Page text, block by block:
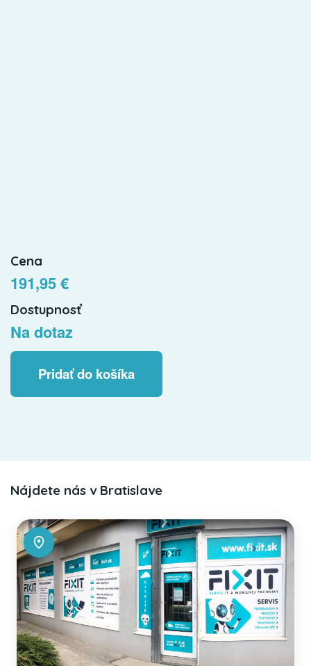
Cena
191,95 €
Dostupnosť
Na dotaz
Pridať do košíka
Nájdete nás v Bratislave